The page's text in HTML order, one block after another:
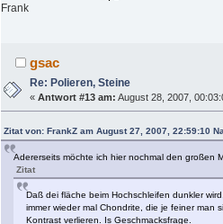
Frank
gsac
Re: Polieren, Steine
«Antwort #13 am: August 28, 2007,
Zitat von: FrankZ am August 27, 2007, 22:59:10
Adererseits möchte ich hier nochmal den großen
Zitat
Daß dei fläche beim Hochschleifen dunkler
immer wieder mal Chondrite, die je feiner man
Kontrast verlieren. Is Geschmacksfrage.